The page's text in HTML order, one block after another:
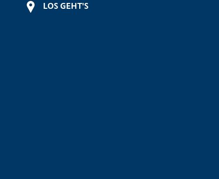
LOS GEHT'S